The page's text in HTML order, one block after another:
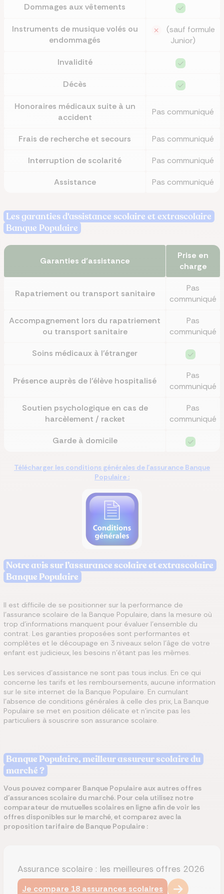
Dommages aux vêtements
Instruments de musique volés ou
endommagés
(sauf formule
Junior)
Invalidité
Décès
Honoraires médicaux suite à un
accident
Pas communiqué
Frais de recherche et secours Pas communiqué
Interruption de scolarité Pas communiqué
Assistance Pas communiqué
Les garanties d'assistance scolaire et extrascolaire
Banque Populaire
Garanties d'assistance
Prise en
charge
Rapatriement ou transport sanitaire
Pas
communiqué
Accompagnement lors du rapatriement
ou transport sanitaire
Pas
communiqué
Soins médicaux à l'étranger
Présence auprès de l’élève hospitalisé
Pas
communiqué
Soutien psychologique en cas de
harcèlement / racket
Pas
communiqué
Garde à domicile
Télécharger les conditions générales de l'assurance Banque
Populaire :
Notre avis sur l’assurance scolaire et extrascolaire
Banque Populaire
Il est difficile de se positionner sur la performance de
l’assurance scolaire de la Banque Populaire, dans la mesure où
trop d’informations manquent pour évaluer l’ensemble du
contrat. Les garanties proposées sont performantes et
complètes et le découpage en 3 niveaux selon l’âge de votre
enfant est judicieux, les besoins n’étant pas les mêmes.
Les services d’assistance ne sont pas tous inclus. En ce qui
concerne les tarifs et les remboursements, aucune information
sur le site internet de la Banque Populaire. En cumulant
l’absence de conditions générales à celle des prix, La Banque
Populaire se met en position délicate et n’incite pas les
particuliers à souscrire son assurance scolaire.
Banque Populaire, meilleur assureur scolaire du
marché ?
Vous pouvez comparer Banque Populaire aux autres offres
d’assurances scolaire du marché. Pour cela utilisez notre
comparateur de mutuelles scolaires en ligne afin de voir les
offres disponibles sur le marché, et comparez avec la
proposition tarifaire de Banque Populaire :
Assurance scolaire : les meilleures offres 2026
Je compare 18 assurances scolaires